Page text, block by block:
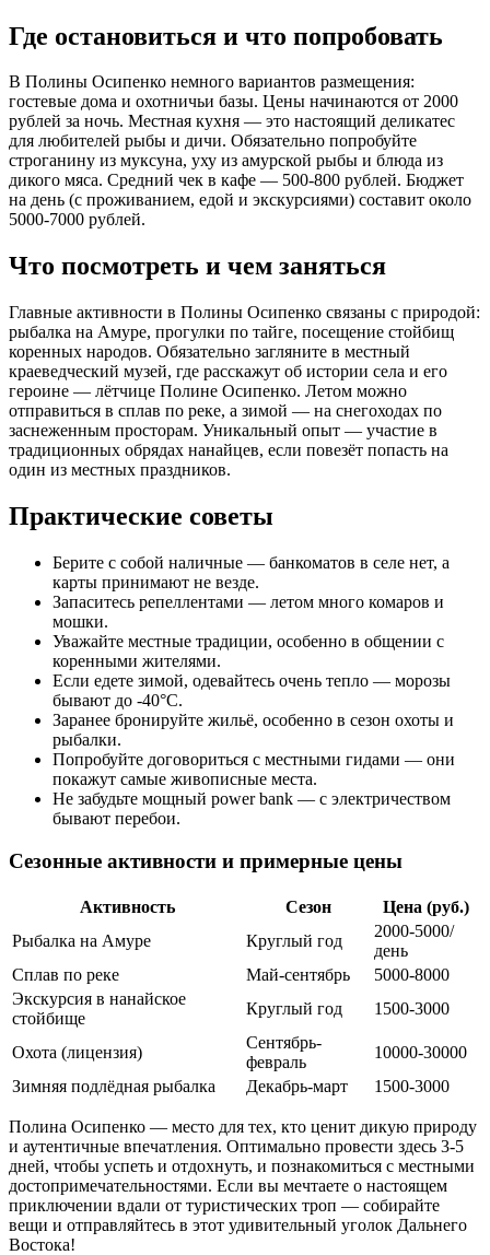
Где остановиться и что попробовать
В Полины Осипенко немного вариантов размещения:
гостевые дома и охотничьи базы. Цены начинаются от 2000
рублей за ночь. Местная кухня — это настоящий деликатес
для любителей рыбы и дичи. Обязательно попробуйте
строганину из муксуна, уху из амурской рыбы и блюда из
дикого мяса. Средний чек в кафе — 500-800 рублей. Бюджет
на день (с проживанием, едой и экскурсиями) составит около
5000-7000 рублей.
Что посмотреть и чем заняться
Главные активности в Полины Осипенко связаны с природой:
рыбалка на Амуре, прогулки по тайге, посещение стойбищ
коренных народов. Обязательно загляните в местный
краеведческий музей, где расскажут об истории села и его
героине — лётчице Полине Осипенко. Летом можно
отправиться в сплав по реке, а зимой — на снегоходах по
заснеженным просторам. Уникальный опыт — участие в
традиционных обрядах нанайцев, если повезёт попасть на
один из местных праздников.
Практические советы
Берите с собой наличные — банкоматов в селе нет, а
карты принимают не везде.
Запаситесь репеллентами — летом много комаров и
мошки.
Уважайте местные традиции, особенно в общении с
коренными жителями.
Если едете зимой, одевайтесь очень тепло — морозы
бывают до -40°C.
Заранее бронируйте жильё, особенно в сезон охоты и
рыбалки.
Попробуйте договориться с местными гидами — они
покажут самые живописные места.
Не забудьте мощный power bank — с электричеством
бывают перебои.
Сезонные активности и примерные цены
Активность Сезон
Цена (руб.)
Рыбалка на Амуре
Круглый год
2000-5000/
день
Сплав по реке
Май-сентябрь
5000-8000
Экскурсия в нанайское
стойбище
Круглый год 1500-3000
Охота (лицензия)
Сентябрь-
февраль
10000-30000
Зимняя подлёдная рыбалка
Декабрь-март 1500-3000
Полина Осипенко — место для тех, кто ценит дикую природу
и аутентичные впечатления. Оптимально провести здесь 3-5
дней, чтобы успеть и отдохнуть, и познакомиться с местными
достопримечательностями. Если вы мечтаете о настоящем
приключении вдали от туристических троп — собирайте
вещи и отправляйтесь в этот удивительный уголок Дальнего
Востока!